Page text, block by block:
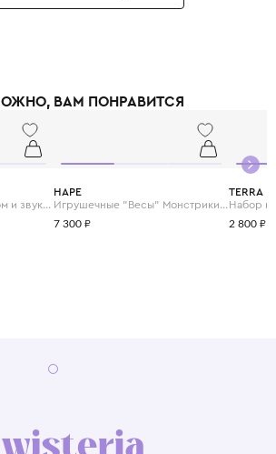
ВАМ ПОНРАВИТСЯ
Игровая кухня со светом и звуком "Готовим вместе"
HAPE
Игрушечные "Весы" Монстрики с брошюрой примеров на сложение и состав числа
7 300 ₽
TERRA
2 800 ₽